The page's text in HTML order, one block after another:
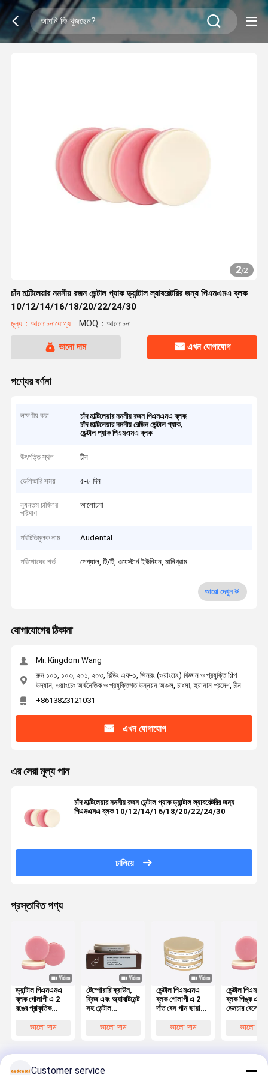
2/2
চাঁদ মাল্টিলেয়ার নমনীয় রজন ডেন্টাল প্যাক ড্যান্টাল ল্যাবরেটরির জন্য পিএমএমএ ব্লক
10/12/14/16/18/20/22/24/30
মূল্য：আলোচনাযোগ্য MOQ：আলোচনা
ভালো দাম এখন যোগাযোগ
পণ্যের বর্ণনা
লক্ষণীয় করা চাঁদ মাল্টিলেয়ার নমনীয় রজন পিএমএমএ ব্লক,
চাঁদ মাল্টিলেয়ার নমনীয় রেজিন ডেন্টাল প্যাক,
ডেন্টাল প্যাক পিএমএমএ ব্লক
উৎপত্তি স্থল চীন
ডেলিভারি সময় ৫-৮ দিন
ন্যূনতম চাহিদার
পরিমাণ
আলোচনা
পরিচিতিমুলক নাম Audental
পরিশোধের শর্ত পেপ্যাল, টি/টি, ওয়েস্টার্ন ইউনিয়ন, মানিগ্রাম
আরো দেখুন
যোগাযোগের ঠিকানা
Mr. Kingdom Wang
রুম ১০১, ১০৩, ২০১, ২০৩, বিল্ডিং এফ-১, জিনরং (ওয়াংচেং) বিজ্ঞান ও প্রযুক্তি শিল্প
উদ্যান, ওয়াংচেং অর্থনৈতিক ও প্রযুক্তিগত উন্নয়ন অঞ্চল, চাংসা, হুয়ানান প্রদেশ, চীন
+8613823121031
এখন যোগাযোগ
এর সেরা মূল্য পান
চাঁদ মাল্টিলেয়ার নমনীয় রজন ডেন্টাল প্যাক ড্যান্টাল ল্যাবরেটরির জন্য
পিএমএমএ ব্লক 10/12/14/16/18/20/22/24/30
চালিয়ে
প্রস্তাবিত পণ্য
ড্যান্টাল পিএমএমএ
ব্লক গোলাপী এ 2
রঙের প্রাকৃতিক
জন্য আদর্শ অস্থায়ী
ভালো দাম
টেম্পোরারি ক্রাউন,
ব্রিজ এবং অ্যাবাটমেন্ট
সহ ডেন্টাল
উপযুক্ত ডেন্টাল
সহ
ভালো দাম
ডেন্টাল পিএমএমএ
ব্লক গোলাপী এ 2
দাঁত বেস গাম ছায়া
ব্যবহৃত ব্রিজ পূর্ণ দাঁত
ভালো দাম
ডেন্টাল
ব্লক পিঙ্ক এ২
ডেনচার বেসের
ব্রিজ, ফুল
ফিজিক্যাল ডেটা
ভালো দাম
Customer service